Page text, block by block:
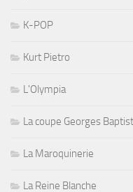
K-POP
Kurt Pietro
L'Olympia
La coupe Georges
La Maroquinerie
La Reine Blanche